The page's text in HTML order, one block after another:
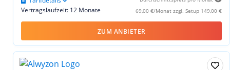
69,00 €/Monat zzgl. Setup 149,00 €
Vertragslaufzeit: 12 Monate
ZUM ANBIETER